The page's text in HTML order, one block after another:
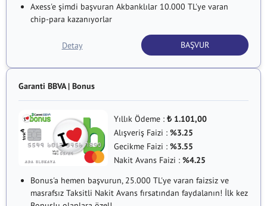
Axess'e şimdi başvuran Akbanklılar 10.000 TL'ye varan
chip-para kazanıyorlar
BAŞVUR
Detay
Garanti BBVA | Bonus
Yıllık Ödeme : ₺ 1.101,00
Alışveriş Faizi : %3.25
Gecikme Faizi : %3.55
Nakit Avans Faizi : %4.25
Bonus'a hemen başvurun, 25.000 TL'ye varan faizsiz ve
masrafsız Taksitli Nakit Avans fırsatından faydalanın! İlk kez